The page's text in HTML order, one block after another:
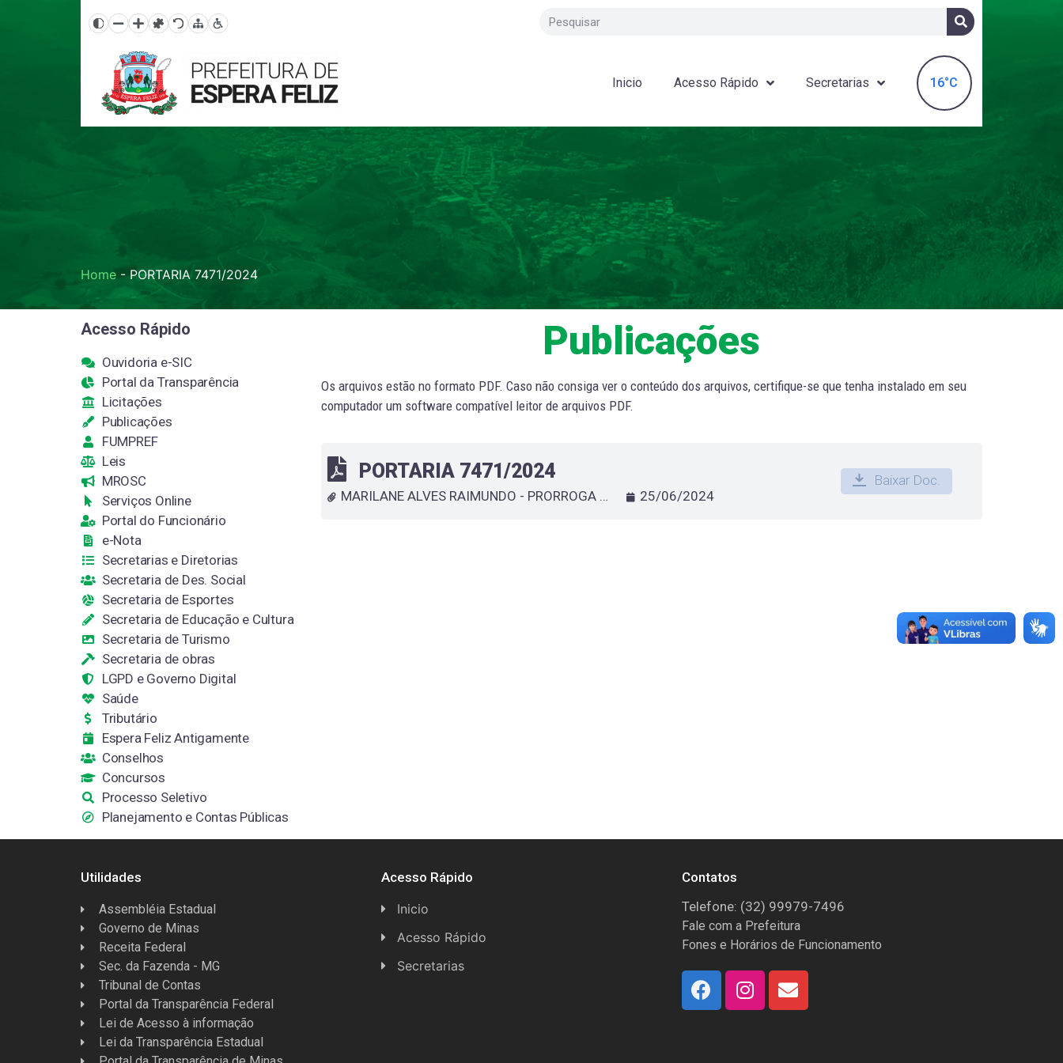
Inicio Acesso Rápido Secretarias 16°C
Home -PORTARIA 7471/2024
Acesso Rápido
Ouvidoria e-SIC
Portal da Transparência
Licitações
Publicações
FUMPREF
Leis
MROSC
Serviços Online
Portal do Funcionário
e-Nota
Secretarias e Diretorias
Secretaria de Des. Social
Secretaria de Esportes
Secretaria de Educação e Cultura
Secretaria de Turismo
Secretaria de obras
LGPD e Governo Digital
Saúde
Tributário
Espera Feliz Antigamente
Conselhos
Concursos
Processo Seletivo
Planejamento e Contas Públicas
Publicações
Os arquivos estão no formato PDF. Caso não consiga ver o conteúdo dos arquivos, certifique-se que tenha instalado em seu
computador um software compatível leitor de arquivos PDF.
PORTARIA 7471/2024
MARILANE ALVES RAIMUNDO - PRORROGA DESIGNAÇÃO DE SERVIDOR TEMPORÁRIO QUE ESPECIFICA 25/06/2024
Baixar Doc.
Utilidades
Assembléia Estadual
Governo de Minas
Receita Federal
Sec. da Fazenda - MG
Tribunal de Contas
Portal da Transparência Federal
Lei de Acesso à informação
Lei da Transparência Estadual
Acesso Rápido
Inicio
Acesso Rápido
Concursos
Secretarias
Contatos
Telefone: (32) 99979-7496
Fale com a Prefeitura
Fones e Horários de Funcionamento